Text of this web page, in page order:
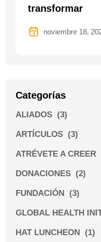
transformar
noviembre 18,
Categorías
ALIADOS (3)
ARTÍCULOS (3)
ATRÉVETE A CREER
DONACIONES (2)
FUNDACIÓN (3)
GLOBAL HEALTH
HAT LUNCHEON (1)